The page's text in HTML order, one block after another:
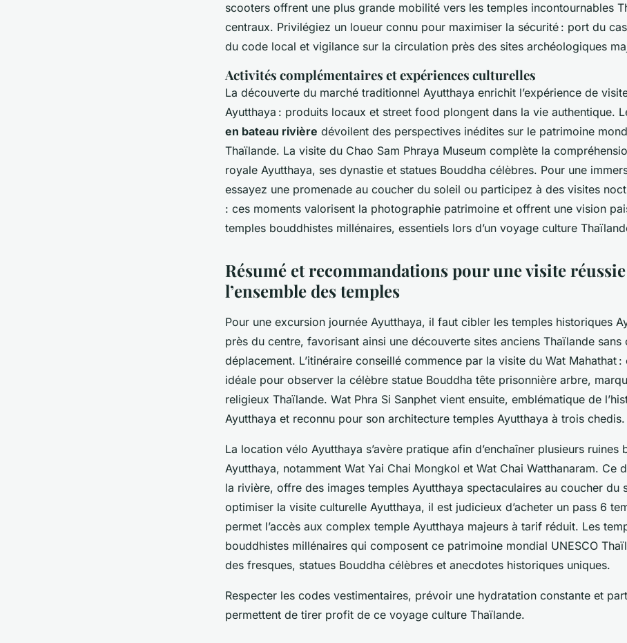
scooters offrent une plus grande mobilité vers les temples incontournables
centraux. Privilégiez un loueur connu pour maximiser la sécurité : port du
du code local et vigilance sur la circulation près des sites archéologiques
Activités complémentaires et expériences culturelles
La découverte du marché traditionnel Ayutthaya enrichit l’expérience de
Ayutthaya : produits locaux et street food plongent dans la vie authentique.
en bateau rivière dévoilent des perspectives inédites sur le patrimoine
Thaïlande. La visite du Chao Sam Phraya Museum complète la
royale Ayutthaya, ses dynastie et statues Bouddha célèbres. Pour une
essayez une promenade au coucher du soleil ou participez à des visites
: ces moments valorisent la photographie patrimoine et offrent une vision
temples bouddhistes millénaires, essentiels lors d’un voyage culture
Résumé et recommandations pour une visite
l’ensemble des temples
Pour une excursion journée Ayutthaya, il faut cibler les temples historiques
près du centre, favorisant ainsi une découverte sites anciens Thaïlande sans
déplacement. L’itinéraire conseillé commence par la visite du Wat Mahathat
idéale pour observer la célèbre statue Bouddha tête prisonnière arbre,
religieux Thaïlande. Wat Phra Si Sanphet vient ensuite, emblématique de
Ayutthaya et reconnu pour son architecture temples Ayutthaya à trois chedis.
La location vélo Ayutthaya s’avère pratique afin d’enchaîner plusieurs ruines
Ayutthaya, notamment Wat Yai Chai Mongkol et Wat Chai Watthanaram. Ce
la rivière, offre des images temples Ayutthaya spectaculaires au coucher du
optimiser la visite culturelle Ayutthaya, il est judicieux d’acheter un pass 6
permet l’accès aux complex temple Ayutthaya majeurs à tarif réduit. Les
bouddhistes millénaires qui composent ce patrimoine mondial UNESCO
des fresques, statues Bouddha célèbres et anecdotes historiques uniques.
Respecter les codes vestimentaires, prévoir une hydratation constante et
permettent de tirer profit de ce voyage culture Thaïlande.